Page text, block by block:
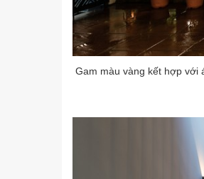
Gam màu vàng kết hợp với